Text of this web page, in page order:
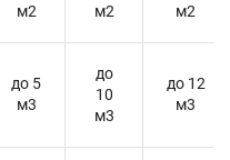
м2
м2
м2
до 5
м3
до
10
м3
до 12
м3